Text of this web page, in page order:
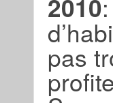
2010
pas